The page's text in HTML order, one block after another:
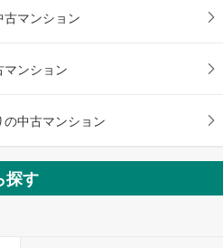
マンション
マンション
中古マンション
探す